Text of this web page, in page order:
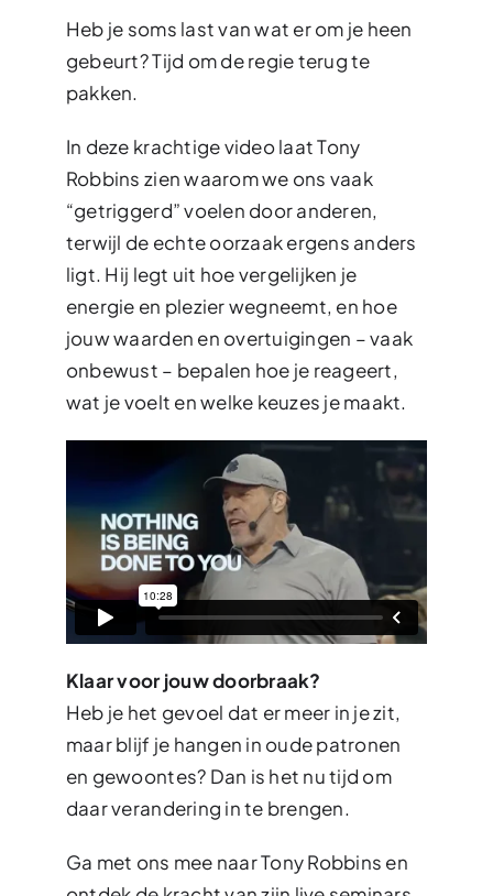
Heb je soms last van wat er om je heen
gebeurt? Tijd om de regie terug te
pakken.
In deze krachtige video laat Tony
Robbins zien waarom we ons vaak
“getriggerd” voelen door anderen,
terwijl de echte oorzaak ergens anders
ligt. Hij legt uit hoe vergelijken je
energie en plezier wegneemt, en hoe
jouw waarden en overtuigingen – vaak
onbewust – bepalen hoe je reageert,
wat je voelt en welke keuzes je maakt.
Klaar voor jouw doorbraak?
Heb je het gevoel dat er meer in je zit,
maar blijf je hangen in oude patronen
en gewoontes? Dan is het nu tijd om
daar verandering in te brengen.
Ga met ons mee naar Tony Robbins en